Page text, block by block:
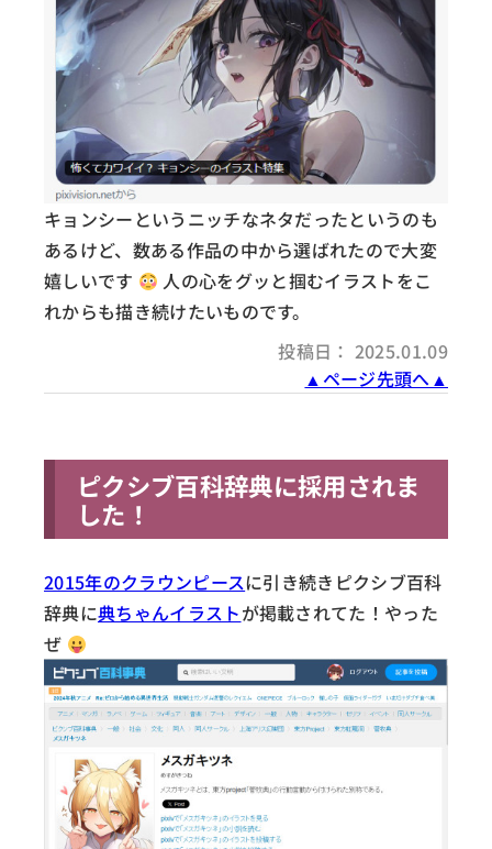
キョンシーというニッチなネタだったというのも
あるけど、数ある作品の中から選ばれたので大変
嬉しいです
人の心をグッと掴むイラストをこ
れからも描き続けたいものです。
投稿日： 2025.01.09
▲ページ先頭へ▲
ピクシブ百科辞典に採用されま
した！
2015年のクラウンピースに引き続きピクシブ百科
辞典に典ちゃんイラストが掲載されてた！やった
ぜ